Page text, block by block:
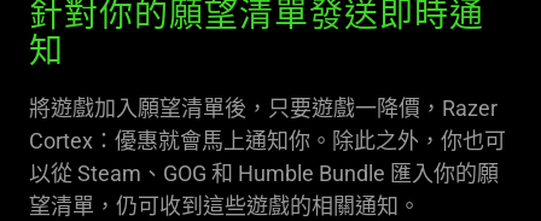
針對你的願望清單發送即時通
知
將遊戲加入願望清單後，只要遊戲一降價，Razer
Cortex：優惠就會馬上通知你。除此之外，你也可
以從 Steam、GOG 和 Humble Bundle 匯入你的願
望清單，仍可收到這些遊戲的相關通知。